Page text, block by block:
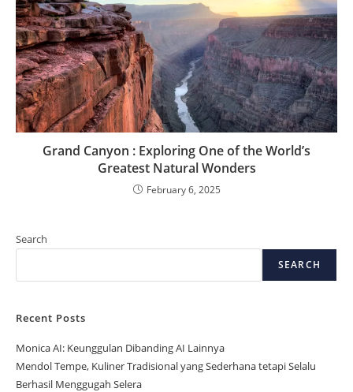
Grand Canyon : Exploring One of the World’s
Greatest Natural Wonders
February 6, 2025
Search
SEARCH
Recent Posts
Monica AI: Keunggulan Dibanding AI Lainnya
Mendol Tempe, Kuliner Tradisional yang Sederhana tetapi Selalu
Berhasil Menggugah Selera